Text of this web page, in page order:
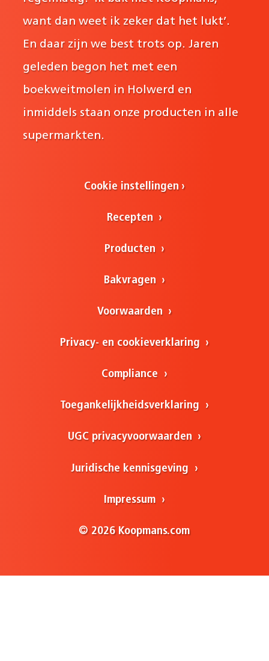
want dan weet ik zeker dat het lukt’.
En daar zijn we best trots op. Jaren
geleden begon het met een
boekweitmolen in Holwerd en
inmiddels staan onze producten in alle
supermarkten.
Cookie instellingen
Recepten
Producten
Bakvragen
Voorwaarden
Privacy- en cookieverklaring
Compliance
Toegankelijkheidsverklaring
UGC privacyvoorwaarden
Juridische kennisgeving
Impressum
© 2026 Koopmans.com